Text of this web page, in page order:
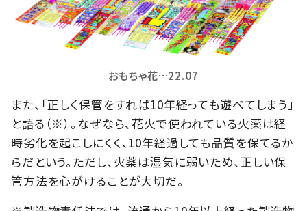
おもちゃ花…22.07
また、「正しく保管をすれば10年経っても遊べてしまう」
と語る（※）。なぜなら、花火で使われている火薬は経
時劣化を起こしにくく、10年経過しても品質を保てるか
らだという。ただし、火薬は湿気に弱いため、正しい保
管方法を心がけることが大切だ。